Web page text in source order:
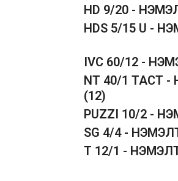
HD 9/20 -
HDS 5/15 U -
IVC 60/12 -
NT 40/1 TACT
(12)
PUZZI 10/2 -
SG 4/4 -
T 12/1 -